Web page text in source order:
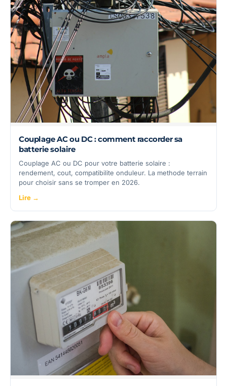
Couplage AC ou DC : comment raccorder sa
batterie solaire
Couplage AC ou DC pour votre batterie solaire :
rendement, cout, compatibilite onduleur. La methode terrain
pour choisir sans se tromper en 2026.
Lire →